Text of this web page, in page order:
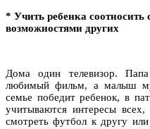
* Учить ребенка
возможностями других
Дома один телевизор.
любимый фильм, а малыш
семье победит ребенок, в
учитываются интересы
смотреть футбол к другу